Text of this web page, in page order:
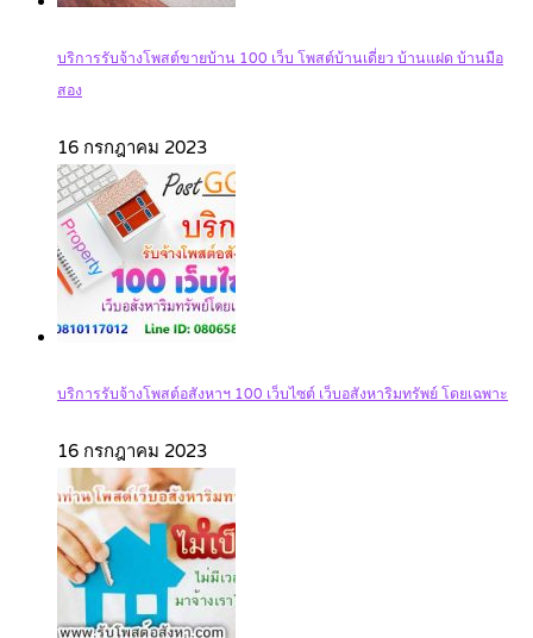
บริการรับจ้างโพสต์ขายบ้าน 100 เว็บ โพสต์บ้านเดี่ยว บ้านแฝด บ้านมือ
สอง
16 กรกฎาคม 2023
บริการรับจ้างโพสต์อสังหาฯ 100 เว็บไซต์ เว็บอสังหาริมทรัพย์ โดยเฉพาะ
16 กรกฎาคม 2023